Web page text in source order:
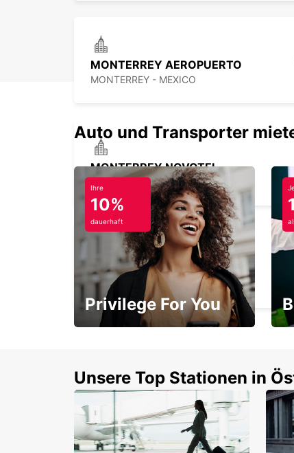
MONTERREY AEROPUERTO
MONTERREY - MEXICO
MONTERREY NOVOTEL
MONTERREY - MEXICO
FLUGHAFEN CHIHUAHUA
CHIHUAHUA - MEXICO
Auto und Transporter
Ihre
10%
dauerhaft
Privilege For You
Unsere Top Stationen in